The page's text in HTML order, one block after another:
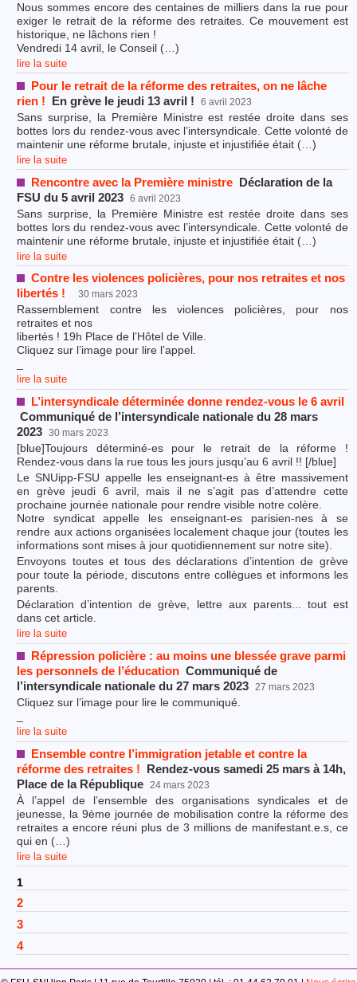
Nous sommes encore des centaines de milliers dans la rue pour
exiger le retrait de la réforme des retraites. Ce mouvement est
historique, ne lâchons rien !
Vendredi 14 avril, le Conseil (…)
lire la suite
Pour le retrait de la réforme des retraites, on ne lâche
rien ! En grève le jeudi 13 avril ! 6 avril 2023
Sans surprise, la Première Ministre est restée droite dans ses
bottes lors du rendez-vous avec l’intersyndicale. Cette volonté de
maintenir une réforme brutale, injuste et injustifiée était (…)
lire la suite
Rencontre avec la Première ministre Déclaration de la
FSU du 5 avril 2023 6 avril 2023
Sans surprise, la Première Ministre est restée droite dans ses
bottes lors du rendez-vous avec l’intersyndicale. Cette volonté de
maintenir une réforme brutale, injuste et injustifiée était (…)
lire la suite
Contre les violences policières, pour nos retraites et nos
libertés !
30 mars 2023
Rassemblement contre les violences policières, pour nos
retraites et nos
libertés ! 19h Place de l’Hôtel de Ville.
Cliquez sur l’image pour lire l’appel.
lire la suite
L’intersyndicale déterminée donne rendez-vous le 6 avril
Communiqué de l’intersyndicale nationale du 28 mars
2023 30 mars 2023
[blue]Toujours déterminé-es pour le retrait de la réforme !
Rendez-vous dans la rue tous les jours jusqu’au 6 avril !! [/blue]
Le SNUipp-FSU appelle les enseignant-es à être massivement
en grève jeudi 6 avril, mais il ne s’agit pas d’attendre cette
prochaine journée nationale pour rendre visible notre colère.
Notre syndicat appelle les enseignant-es parisien-nes à se
rendre aux actions organisées localement chaque jour (toutes les
informations sont mises à jour quotidiennement sur notre site).
Envoyons toutes et tous des déclarations d’intention de grève
pour toute la période, discutons entre collègues et informons les
parents.
Déclaration d’intention de grève, lettre aux parents... tout est
dans cet article.
lire la suite
Répression policière : au moins une blessée grave parmi
les personnels de l’éducation Communiqué de
l’intersyndicale nationale du 27 mars 2023 27 mars 2023
Cliquez sur l’image pour lire le communiqué.
lire la suite
Ensemble contre l’immigration jetable et contre la
réforme des retraites ! Rendez-vous samedi 25 mars à 14h,
Place de la République 24 mars 2023
À l’appel de l’ensemble des organisations syndicales et de
jeunesse, la 9ème journée de mobilisation contre la réforme des
retraites a encore réuni plus de 3 millions de manifestant.e.s, ce
qui en (…)
lire la suite
1
2
3
4